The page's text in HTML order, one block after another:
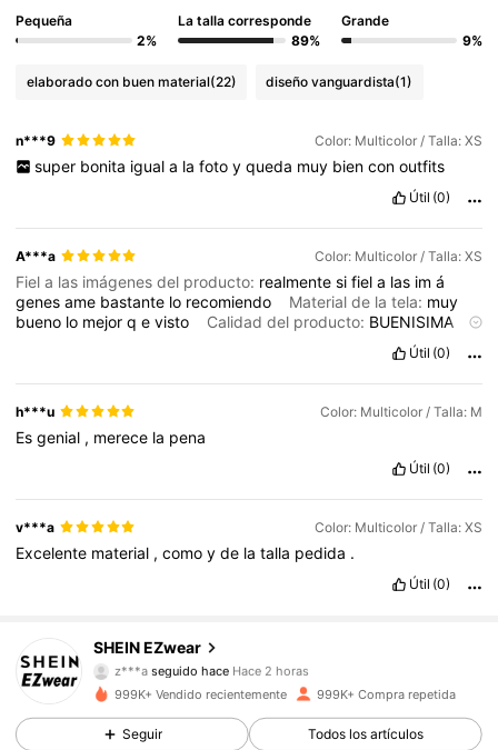
Pequeña
2%
La talla corresponde
89%
Grande
9%
elaborado con buen material(22) diseño vanguardista(1)
n***9 Color: Multicolor / Talla: XS
super bonita igual a la foto y queda muy bien con outfits
Útil (0)
A***a Color: Multicolor / Talla: XS
Fiel a las imágenes del producto: realmentesifiela las imá
genesame bastante lo recomiendo Material de la tela: muy
bueno lo mejorqevisto Calidad del producto: BUENISIMA
tambien
nueva,huele
bien
Útil (0)
h***u Color: Multicolor / Talla: M
Esgenial , merece la pena
Útil (0)
v***a Color: Multicolor / Talla: XS
Excelente material ,comoyde latalla pedida .
Útil (0)
SHEIN EZwear
z***aseguido hace Hace 2 horas
s***1está navegando
999K+ Vendido recientemente 999K+ Compra repetida
Seguir Todos los artículos